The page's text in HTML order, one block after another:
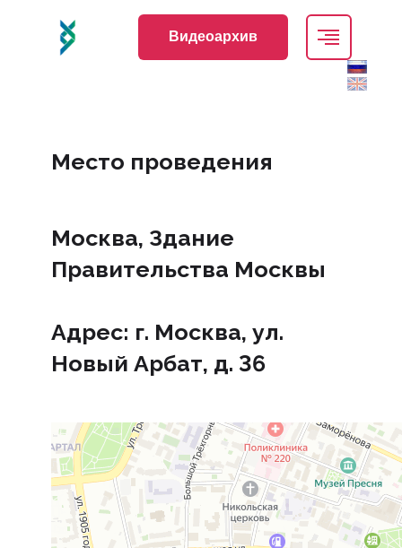
nmonews
Регистрация
Видеоархив
Место проведения
Москва, Здание
Правительства Москвы
Адрес: г. Москва, ул.
Новый Арбат, д. 36